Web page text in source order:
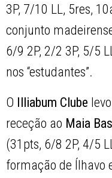
3P, 7/10 LL, 5res,
conjunto
6/9 2P, 2/2 3P, 5/5
nos “estudantes”.
O Illiabum Clube
receção ao Maia
(31pts, 6/8 2P, 4/5
formação de Ílhavo